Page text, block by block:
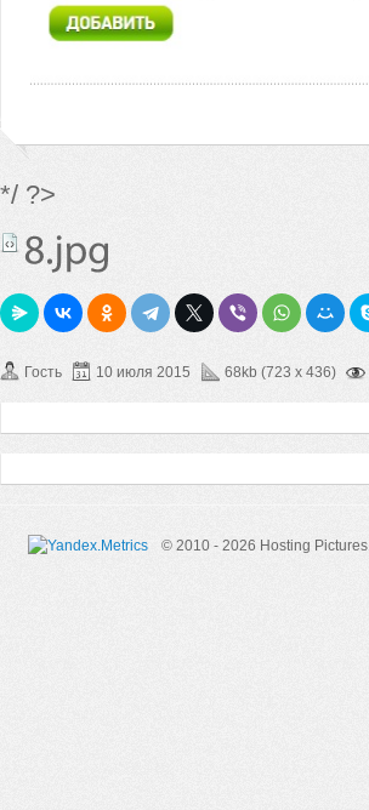
*/ ?>
Гость 10 июля 2015 68kb (723 x 436)
© 2010 - 2026 Hosting Pictures.